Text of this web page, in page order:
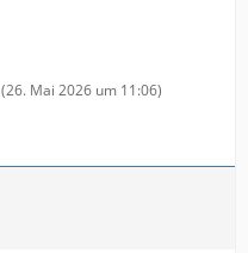
(26. Mai 2026 um 11:06)